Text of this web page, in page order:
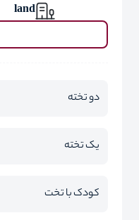
land
دو تخته
یک تخته
کودک با تخت